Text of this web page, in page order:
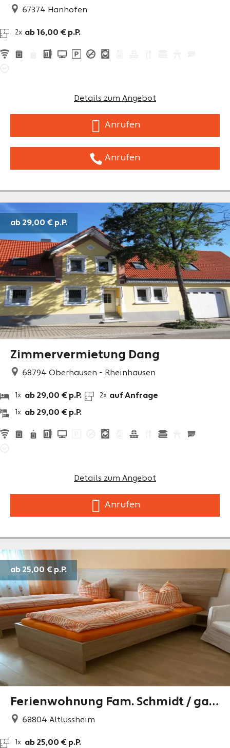
67374 Hanhofen
2x ab 16,00 € p.P.
Details zum Angebot
Anrufen
Anrufen
Zimmervermietung Dang
68794 Oberhausen - Rheinhausen
1x ab 29,00 € p.P.
1x ab 29,00 € p.P.
2x auf Anfrage
Details zum Angebot
Anrufen
ab 29,00 € p.P.
Ferienwohnung Fam. Schmidt / gae
stezimmer@t-online.de
68804 Altlussheim
1x ab 25,00 € p.P.
ab 25,00 € p.P.